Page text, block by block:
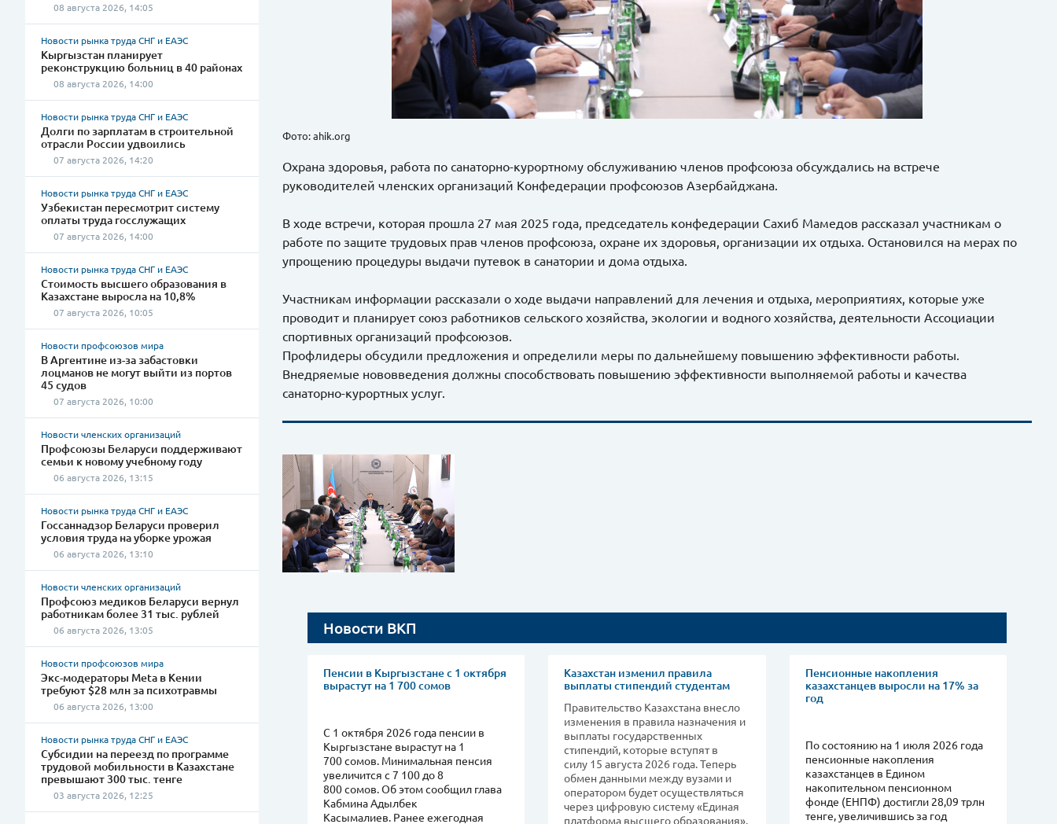
08 августа 2026, 14:05
Новости рынка труда СНГ и ЕАЭС
Кыргызстан планирует
реконструкцию больниц в 40 районах
08 августа 2026, 14:00
Новости рынка труда СНГ и ЕАЭС
Долги по зарплатам в строительной
отрасли России удвоились
07 августа 2026, 14:20
Новости рынка труда СНГ и ЕАЭС
Узбекистан пересмотрит систему
оплаты труда госслужащих
07 августа 2026, 14:00
Новости рынка труда СНГ и ЕАЭС
Стоимость высшего образования в
Казахстане выросла на 10,8%
07 августа 2026, 10:05
Новости профсоюзов мира
В Аргентине из-за забастовки
лоцманов не могут выйти из портов
45 судов
07 августа 2026, 10:00
Новости членских организаций
Профсоюзы Беларуси поддерживают
семьи к новому учебному году
06 августа 2026, 13:15
Новости рынка труда СНГ и ЕАЭС
Госсаннадзор Беларуси проверил
условия труда на уборке урожая
06 августа 2026, 13:10
Новости членских организаций
Профсоюз медиков Беларуси вернул
работникам более 31 тыс. рублей
06 августа 2026, 13:05
Новости профсоюзов мира
Экс-модераторы Meta в Кении
требуют $28 млн за психотравмы
06 августа 2026, 13:00
Новости рынка труда СНГ и ЕАЭС
Субсидии на переезд по программе
трудовой мобильности в Казахстане
превышают 300 тыс. тенге
03 августа 2026, 12:25
Фото: ahik.org
Охрана здоровья, работа по санаторно-курортному обслуживанию членов профсоюза обсуждались на встрече
руководителей членских организаций Конфедерации профсоюзов Азербайджана.
В ходе встречи, которая прошла 27 мая 2025 года, председатель конфедерации Сахиб Мамедов рассказал участникам о
работе по защите трудовых прав членов профсоюза, охране их здоровья, организации их отдыха. Остановился на мерах по
упрощению процедуры выдачи путевок в санатории и дома отдыха.
Участникам информации рассказали о ходе выдачи направлений для лечения и отдыха, мероприятиях, которые уже
проводит и планирует союз работников сельского хозяйства, экологии и водного хозяйства, деятельности Ассоциации
спортивных организаций профсоюзов.
Профлидеры обсудили предложения и определили меры по дальнейшему повышению эффективности работы.
Внедряемые нововведения должны способствовать повышению эффективности выполняемой работы и качества
санаторно-курортных услуг.
Новости ВКП
Пенсии в Кыргызстане с 1 октября
вырастут на 1 700 сомов
С 1 октября 2026 года пенсии в
Кыргызстане вырастут на 1
700 сомов. Минимальная пенсия
увеличится с 7 100 до 8
800 сомов. Об этом сообщил глава
Кабмина Адылбек
Касымалиев. Ранее ежегодная
Казахстан изменил правила
выплаты стипендий студентам
Правительство Казахстана внесло
изменения в правила назначения и
выплаты государственных
стипендий, которые вступят в
силу 15 августа 2026 года. Теперь
обмен данными между вузами и
оператором будет осуществляться
через цифровую систему «Единая
платформа высшего образования».
Пенсионные накопления
казахстанцев выросли на 17% за
год
По состоянию на 1 июля 2026 года
пенсионные накопления
казахстанцев в Едином
накопительном пенсионном
фонде (ЕНПФ) достигли 28,09 трлн
тенге, увеличившись за год